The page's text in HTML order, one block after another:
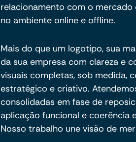
relacionamento com o
no ambiente online e offline.
Mais do que um logotipo, sua
da sua empresa com clareza e
visuais completas, sob medida,
estratégico e criativo.
consolidadas em fase de
aplicação funcional e
Nosso trabalho une visão de